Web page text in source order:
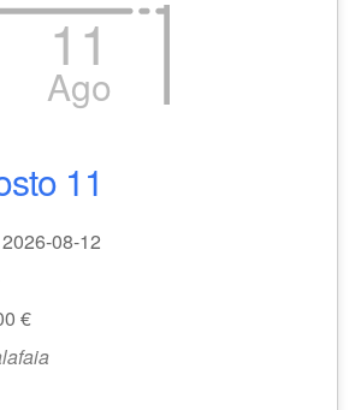
11
Ago
11
08-12
€